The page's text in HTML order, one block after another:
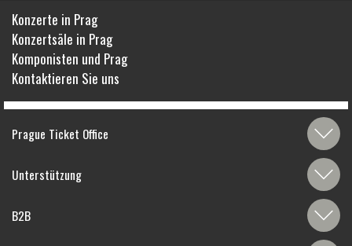
Konzerte in Prag
Konzertsäle in Prag
Komponisten und Prag
Kontaktieren Sie uns
Prague Ticket Office
Unterstützung
B2B